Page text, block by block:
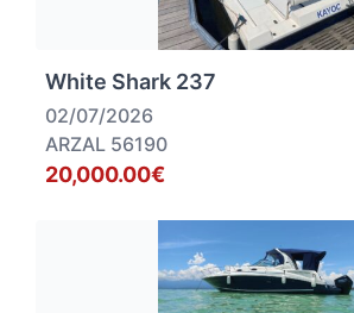
White Shark 237
02/07/2026
ARZAL 56190
20,000.00€